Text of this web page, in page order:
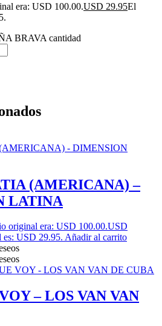
era: USD 100.00.USD 29.95El
BRAVA cantidad
(AMERICANA) –
LATINA
original era: USD 100.00.USD
es: USD 29.95. Añadir al carrito
– LOS VAN VAN